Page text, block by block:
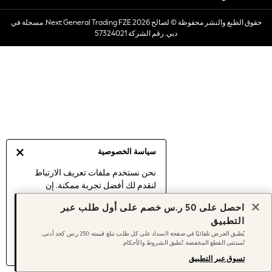
سياسة الخصوصية
نحن نستخدم ملفات تعريف الارتباط
لنقدم لك أفضل تجربة ممكنة. إن
موافقتك على استخدامنا لملفات تعريف
اكتشف المزيد عن إدارة إعدادات ملفات
تعريف الارتباط (الكوكيز).
Dresses
Occasionwear
Sets & Outfits
Sun Hats & Caps
Women's Holiday Shop
Women's Travel Styles
Dresses
Occasionwear
Linen Collection
Tops & T-Shirts
حقوق الطبع والنشر محفوظة © لصالح 2026 Next General Trading FZE. مسجلة في
دبي. رقم الشركة 57324021
احصل على 50 ر.س خصم على أول طلب عبر
التطبيق
يُطبق العرض تلقائيًا في صفحة السداد على كل طلب تبلغ قيمته 250 ر.س كحد أدنى.
تُستثنى القطع المخفضة. تُطبق الشروط والأحكام.
تسوق عبر التطبيق